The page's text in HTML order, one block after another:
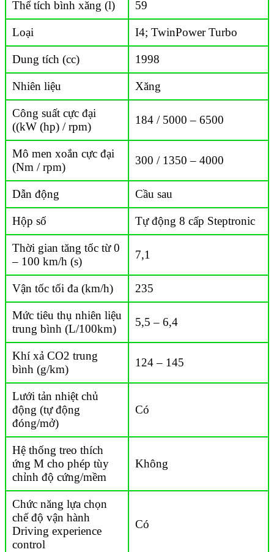
Thể tích bình xăng (l) 59
Loại I4; TwinPower Turbo
Dung tích (cc) 1998
Nhiên liệu Xăng
Công suất cực đại
((kW (hp) / rpm)
184 / 5000 – 6500
Mô men xoắn cực đại
(Nm / rpm)
300 / 1350 – 4000
Dẫn động Cầu sau
Hộp số Tự động 8 cấp Steptronic
Thời gian tăng tốc từ 0
– 100 km/h (s)
7,1
Vận tốc tối đa (km/h) 235
Mức tiêu thụ nhiên liệu
trung bình (L/100km)
5,5 – 6,4
Khí xả CO2 trung
bình (g/km)
124 – 145
Lưới tản nhiệt chủ
động (tự động
đóng/mở)
Có
Hệ thống treo thích
ứng M cho phép tùy
chỉnh độ cứng/mềm
Không
Chức năng lựa chọn
chế độ vận hành
Driving experience
control
Có